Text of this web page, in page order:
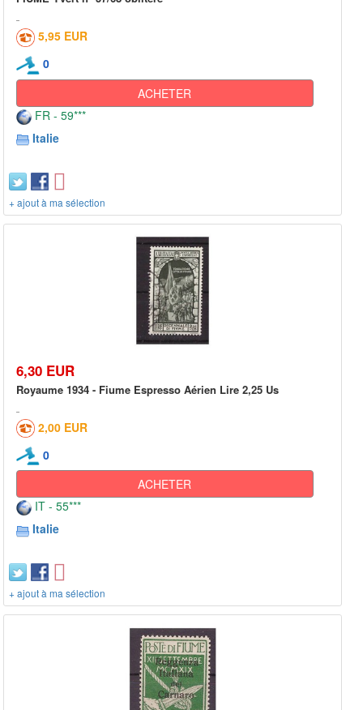
5,95 EUR
0
ACHETER
FR - 59***
Italie
+ ajout à ma sélection
6,30 EUR
Royaume 1934 - Fiume Espresso Aérien Lire 2,25 Us
2,00 EUR
0
ACHETER
IT - 55***
Italie
+ ajout à ma sélection